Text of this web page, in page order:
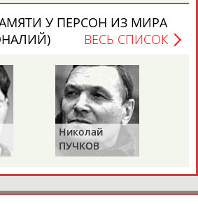
АБДУЛКАГИРОВАБДУЛЛАЕВ
ПЕРСОНЫ
У ПЕРСОН ИЗ МИРА
ВЕСЬ СПИСОК
Николай
ПУЧКОВ